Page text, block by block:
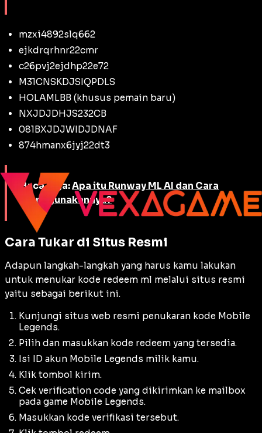
mzxi4892slq662
ejkdrqrhnr22cmr
c26pvj2ejdhp22e72
M31CNSKDJSIQPDLS
HOLAMLBB (khusus pemain baru)
NXJDJDHJS232CB
081BXJDJWIDJDNAF
874hmanx6jyj22dt3
Baca juga:Apa itu Runway ML AI dan Cara
Menggunakannya?
Cara Tukar di Situs Resmi
Adapun langkah-langkah yang harus kamu lakukan
untuk menukar kode redeem ml melalui situs resmi
yaitu sebagai berikut ini.
Kunjungi situs web resmi penukaran kode Mobile
Legends.
Pilih dan masukkan kode redeem yang tersedia.
Isi ID akun Mobile Legends milik kamu.
Klik tombol kirim.
Cek verification code yang dikirimkan ke mailbox
pada game Mobile Legends.
Masukkan kode verifikasi tersebut.